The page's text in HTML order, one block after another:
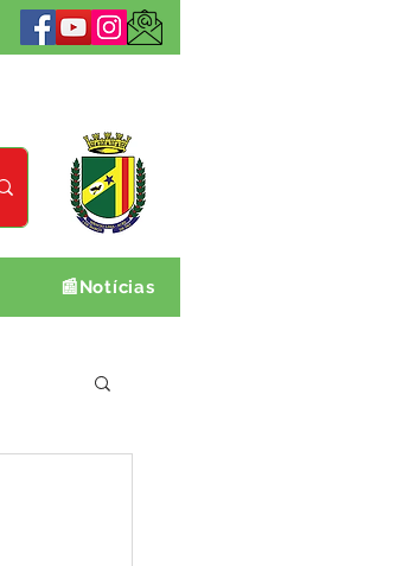
📰Notícias